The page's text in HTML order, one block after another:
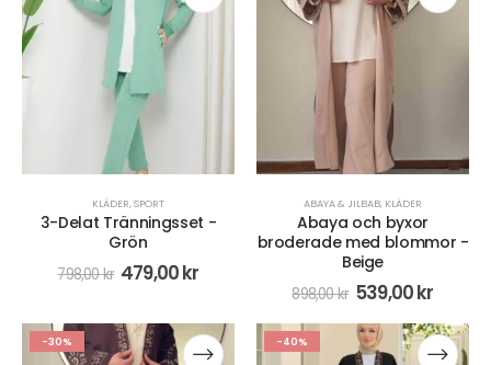
KLÄDER,SPORT
3-Delat Tränningsset -
Grön
798,00kr 479,00kr
ABAYA & JILBAB, KLÄDER
Abaya och byxor
broderade med blommor -
Beige
898,00kr 539,00kr
-30% -40%